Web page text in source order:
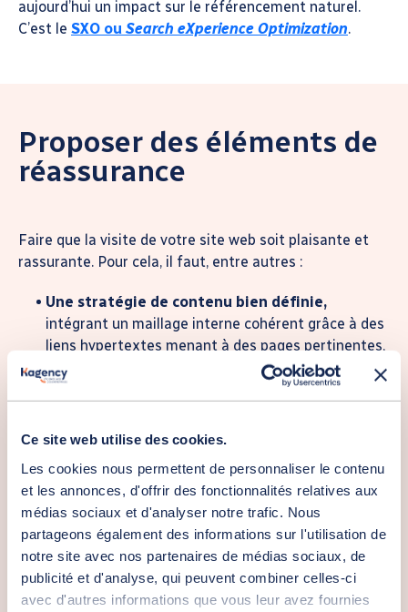
Ce site web utilise des cookies.
Les cookies nous permettent de personnaliser le contenu
et les annonces, d'offrir des fonctionnalités relatives aux
médias sociaux et d'analyser notre trafic. Nous
partageons également des informations sur l'utilisation de
notre site avec nos partenaires de médias sociaux, de
publicité et d'analyse, qui peuvent combiner celles-ci
avec d'autres informations que vous leur avez fournies
aujourd’hui un impact sur le référencement naturel.
C’est le SXO ou Search eXperience Optimization.
Proposer des éléments de
réassurance
Faire que la visite de votre site web soit plaisante et
rassurante. Pour cela, il faut, entre autres :
Une stratégie de contenu bien définie,
intégrant un maillage interne cohérent grâce à des
liens hypertextes menant à des pages pertinentes,
donc apportant des réponses à votre visiteur.
génération de contact.
Disposer d’un hébergement HTTPS sécurisé par la
mise en place d’un certificat SSL.
Présenter un site enconformité avec le RGPD
pour la protection des données personnelles.
Je veux améliorer mon site internet